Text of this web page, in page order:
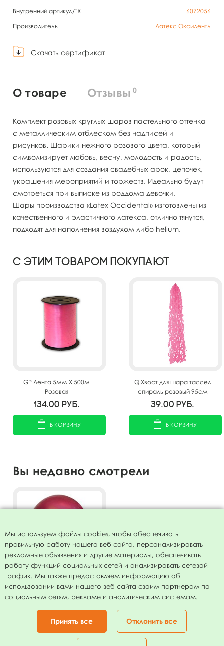
Внутренний артикул/TX
6072056
Производитель
Латекс Оксидентл
Скачать сертификат
О товаре Отзывы 0
Комплект розовых круглых шаров пастельного оттенка
с металлическим отблеском без надписей и
рисунков. Шарики нежного розового цвета, который
символизирует любовь, весну, молодость и радость,
используются для создания свадебных арок, цепочек,
украшения мероприятий и торжеств. Идеально будут
смотреться при выписке из роддома девочки.
Шары производства «Latex Occidental» изготовлены из
качественного и эластичного латекса, отлично тянутся,
подходят для наполнения воздухом либо helium.
С этим товаром покупают
GP Лента 5мм X 500м
Розовая
134.00 руб.
В КОРЗИНУ
Q Хвост для шара тассел
спираль розовый 95см
39.00 руб.
В КОРЗИНУ
Вы недавно смотрели
Воздушный шар 11"/28см
Хром PLATINUM Pink 25шт
575.00руб.
Мы используем файлы cookies, чтобы обеспечивать
правильную работу нашего веб-сайта, персонализировать
рекламные объявления и другие материалы, обеспечивать
работу функций социальных сетей и анализировать сетевой
трафик. Мы также предоставляем информацию об
использовании вами нашего веб-сайта своим партнерам по
социальным сетям, рекламе и аналитическим системам.
Принять все Отклонить все